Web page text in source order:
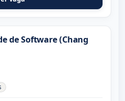
de Software (Chang